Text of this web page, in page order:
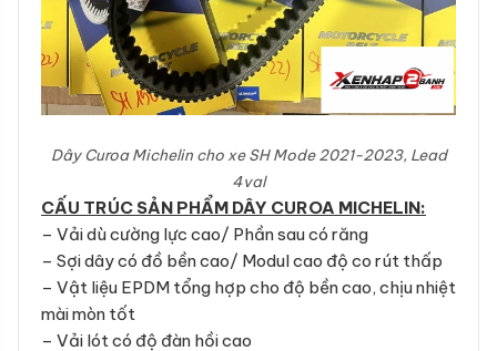
Dây Curoa Michelin cho xeSH Mode 2021-2023, Lead
4val
CẤU TRÚC SẢN PHẨM DÂY CUROA MICHELIN:
– Vải dù cường lực cao/ Phần sau có răng
– Sợi dây có đồ bền cao/ Modul cao độ co rút thấp
– Vật liệu EPDM tổng hợp cho độ bền cao, chịu nhiệt
mài mòn tốt
– Vải lót có độ đàn hồi cao